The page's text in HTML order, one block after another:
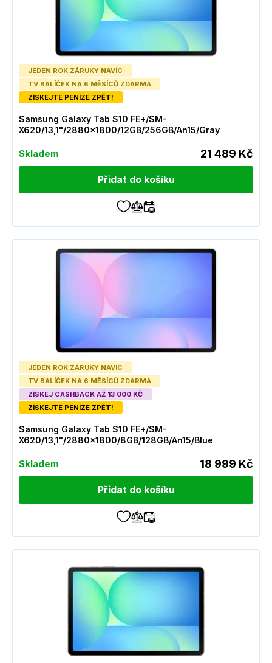
JEDEN ROK ZÁRUKY NAVÍC
TV BALÍČEK NA 6 MĚSÍCŮ ZDARMA
ZÍSKEJTE PENÍZE ZPĚT!
Samsung Galaxy Tab S10 FE+/SM-
X620/13,1"/2880x1800/12GB/256GB/An15/Gray
Skladem 21 489 Kč
Přidat do košíku
JEDEN ROK ZÁRUKY NAVÍC
TV BALÍČEK NA 6 MĚSÍCŮ ZDARMA
ZÍSKEJ CASHBACK AŽ 13 000 KČ
ZÍSKEJTE PENÍZE ZPĚT!
Samsung Galaxy Tab S10 FE+/SM-
X620/13,1"/2880x1800/8GB/128GB/An15/Blue
Skladem 18 999 Kč
Přidat do košíku